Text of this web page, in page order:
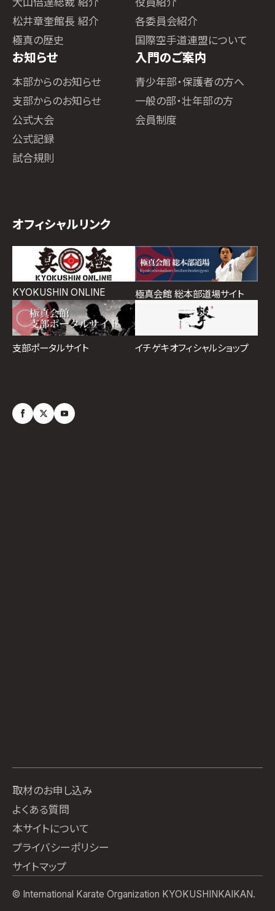
松井章奎館長 紹介
極真の歴史
各委員会紹介
国際空手道連盟について
お知らせ
本部からのお知らせ
支部からのお知らせ
公式大会
公式記録
試合規則
入門のご案内
青少年部・保護者の方へ
一般の部・壮年部の方
会員制度
オフィシャルリンク
KYOKUSHIN ONLINE 極真会館 総本部道場サイト
支部ポータルサイト イチゲキオフィシャルショップ
取材のお申し込み
よくある質問
本サイトについて
プライバシーポリシー
サイトマップ
© International Karate Organization KYOKUSHINKAIKAN.